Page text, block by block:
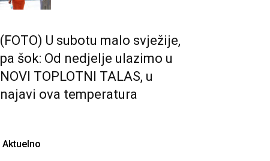
(FOTO) U subotu malo svježije,
pa šok: Od nedjelje ulazimo u
NOVI TOPLOTNI TALAS, u
najavi ova temperatura
Aktuelno